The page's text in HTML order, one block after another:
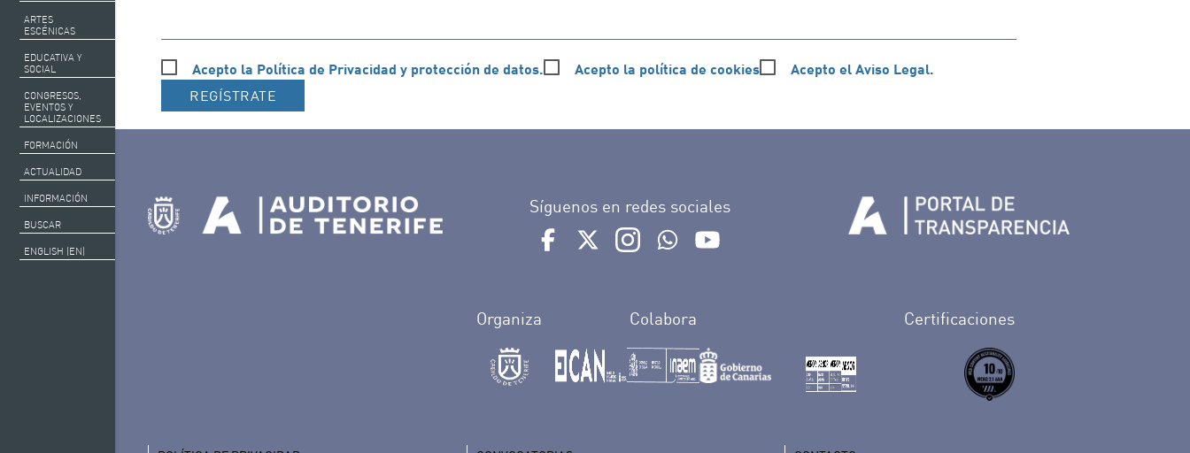
ARTES
ESCÉNICAS
EDUCATIVA Y
SOCIAL
CONGRESOS,
EVENTOS Y
LOCALIZACIONES
FORMACIÓN
ACTUALIDAD
INFORMACIÓN
BUSCAR
ENGLISH (EN)
Acepto la Política de Privacidad y protección de datos. Acepto la política de cookies Acepto el Aviso Legal.
REGÍSTRATE
Síguenos en redes sociales
Ir a perfil de Auditorio de Tenerife en Facebook
Ir a perfil de Auditorio de Tenerife en Twitter
Ir a perfil de Auditorio de Tenerife en Instagram
Ir al Boletín Whatsapp de Auditorio de Tenerife
Ir al perfil de Auditorio de Tenerife en Youtube
Organiza Colabora Certificaciones